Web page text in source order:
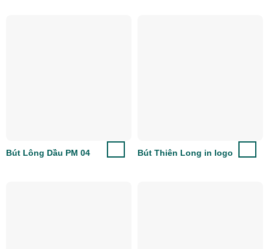
Bút Lông Dầu PM 04 Bút Thiên Long in logo